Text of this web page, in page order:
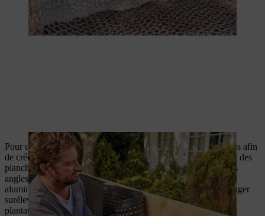
Pour une finition soignée, utilisez des planches supplémentaires afin
de créer un cadre pour recouvrir le haut des tasseaux et le bord des
planches. Si certaines de vos planches dépassent au niveau des
angles, coupez-les à ras bord. Enfin, installez les cornières en
aluminium pour habiller les angles de votre potager. Votre potager
surélevé est maintenant terminé, vous pouvez commencer vos
plantations.